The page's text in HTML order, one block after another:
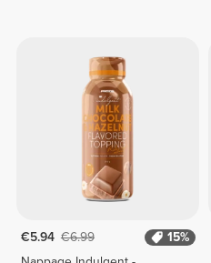
€5.94 €6.99
15%